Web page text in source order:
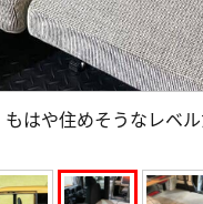
はや住めそうなレベ